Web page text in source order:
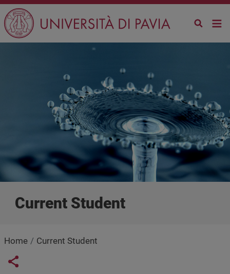
Skip to main content
Current Student
Home Current Student
Links condivisione social
Share button